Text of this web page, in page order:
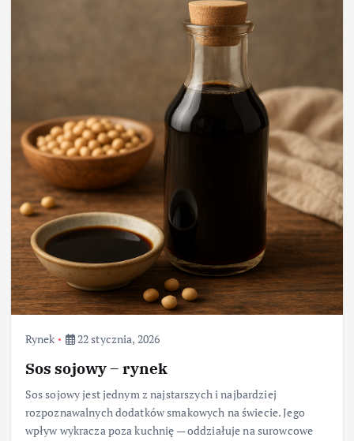
Rynek 22 stycznia, 2026
Sos sojowy – rynek
Sos sojowy jest jednym z najstarszych i najbardziej
rozpoznawalnych dodatków smakowych na świecie. Jego
wpływ wykracza poza kuchnię — oddziałuje na surowcowe